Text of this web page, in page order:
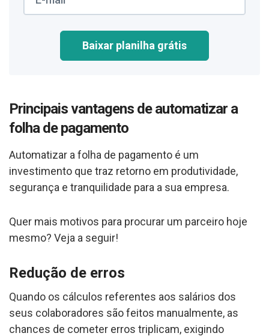
Baixar planilha grátis
Principais vantagens de automatizar a
folha de pagamento
Automatizar a folha de pagamento é um
investimento que traz retorno em produtividade,
segurança e tranquilidade para a sua empresa.
Quer mais motivos para procurar um parceiro hoje
mesmo? Veja a seguir!
Redução de erros
Quando os cálculos referentes aos salários dos
seus colaboradores são feitos manualmente, as
chances de cometer erros triplicam, exigindo